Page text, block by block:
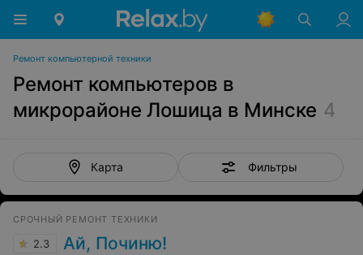
Ремонт компьютерной техники
Ремонт компьютеров в
микрорайоне Лошица в Минске 4
Карта Фильтры
СРОЧНЫЙ РЕМОНТ ТЕХНИКИ
2.3 Ай, Починю!